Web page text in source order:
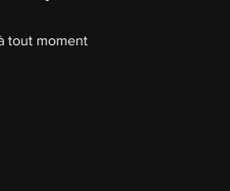
tout moment